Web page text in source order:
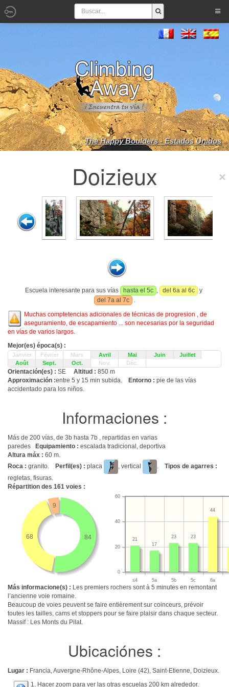
The Happy Boulders - Estados Unidos
Doizieux
Escuela interesante para sus vías hasta el 5c , del 6a al 6c
y
del 7a al 7c
.
Muchas comptetencias adicionales de técnicas de progresion , de
aseguramiento, de escapamiento ... son necesarias por la seguridad
en vías de varios largos.
Mejor(es) época(s) :
Janvier Février Mars Avril Mai Juin
Juillet
Août
Sept. Oct. Nov. Déc.
Orientación(es) : SE Altitud : 850 m
Approximación :entre 5 y 15 min subida. Entorno : pie de las vías
accidentado para los niños.
Informaciones :
Más de 200 vías, de 3b hasta 7b , repartidas en varias
paredes
Equipamiento : escalada tradicional, deportiva
Altura máx : 60 m.
Roca : granito. Perfil(es) : placa , vertical . Tipos de agarres :
regletas, fisuras.
Répartition des 161 voies :
84
68
9
≤4 5a 5b 5c 6a
0
20
40
60
44
23
23
17
21
Más informacione(s) : Les premiers rochers sont à 5 minutes en remontant
l’ancienne voie romaine.
Beaucoup de voies peuvent se faire entièrement sur coinceurs, prévoir
toutes les tailles, cams et stoppers pour se faire plaisir dans chaque secteur.
Massif : Les Monts du Pilat.
Ubicaciónes :
Lugar : Francia, Auvergne-Rhône-Alpes, Loire (42), Saint-Etienne, Doizieux.
1. Hacer zoom para ver las otras escuelas 200 km alrededor.